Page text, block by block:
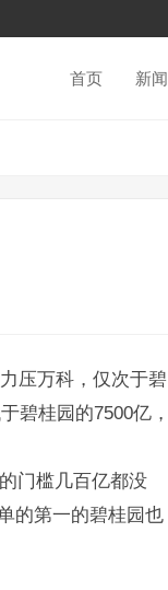
首页 新闻
压万科，仅次于碧
碧桂园的7500亿，
门槛几百亿都没
的第一的碧桂园也